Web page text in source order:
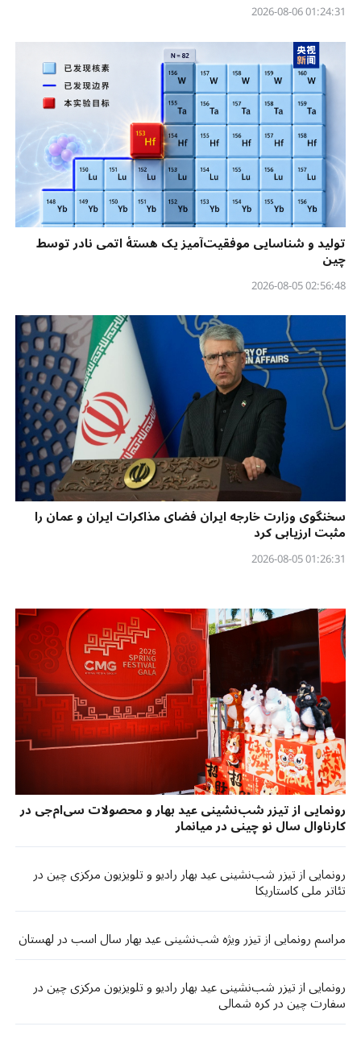
01:24:31 2026-08-06
تولید و شناسایی موفقیت‌آمیز یک هستهٔ اتمی نادر توسط
چین
02:56:48 2026-08-05
سخنگوی وزارت خارجه ایران فضای مذاکرات ایران و عمان را
مثبت ارزیابی کرد
01:26:31 2026-08-05
رونمایی از تیزر شب‌نشینی عید بهار و محصولات سی‌ام‌جی در
کارناوال سال نو چینی در میانمار
رونمایی از تیزر شب‌نشینی عید بهار رادیو و تلویزیون مرکزی چین در
تئاتر ملی کاستاریکا
​مراسم رونمایی از تیزر ویژه شب‌نشینی عید بهار سال اسب در لهستان
رونمایی از تیزر شب‌نشینی عید بهار رادیو و تلویزیون مرکزی چین در
سفارت چین در کره شمالی